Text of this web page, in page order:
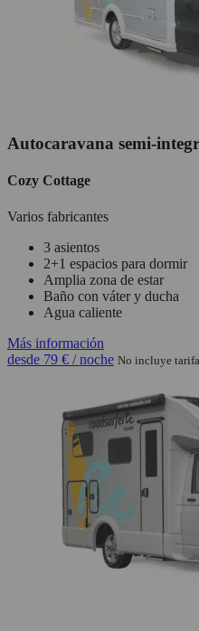
Autocaravana semi-
Cozy Cottage
Varios fabricantes
3 asientos
2+1 espacios para dormir
Amplia zona de estar
Baño con váter y ducha
Agua caliente
Más información
desde 79 € / noche No incluye